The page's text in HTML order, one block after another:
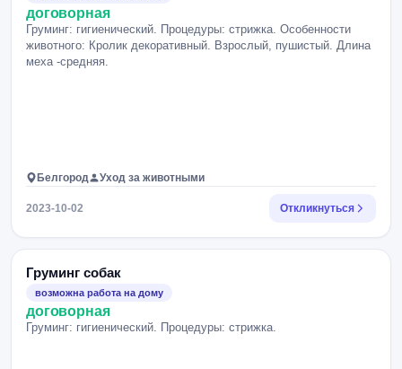
договорная
Груминг: гигиенический. Процедуры: стрижка. Особенности
животного: Кролик декоративный. Взрослый, пушистый. Длина
меха -средняя.
Белгород Уход за животными
2023-10-02 Откликнуться
Груминг собак
возможна работа на дому
договорная
Груминг: гигиенический. Процедуры: стрижка.